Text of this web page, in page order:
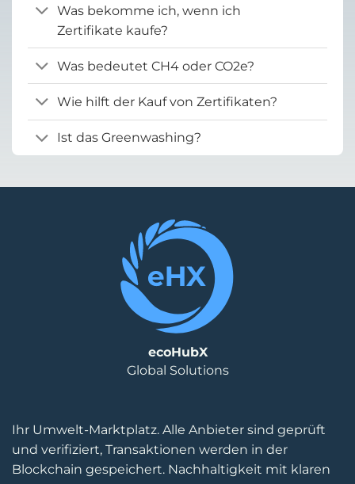
Was bekomme ich, wenn ich
Zertifikate kaufe?
Was bedeutet CH4 oder CO2e?
Wie hilft der Kauf von Zertifikaten?
Ist das Greenwashing?
Ihr Umwelt-Marktplatz. Alle Anbieter sind geprüft
und verifiziert, Transaktionen werden in der
Blockchain gespeichert. Nachhaltigkeit mit klaren
ecoHubX
Global Solutions